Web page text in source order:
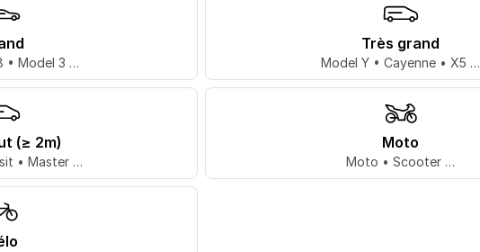
• Model 3 …
Très grand
Model Y • Cayenne • X5 …
(≥ 2m)
• Master …
Moto
Moto • Scooter …